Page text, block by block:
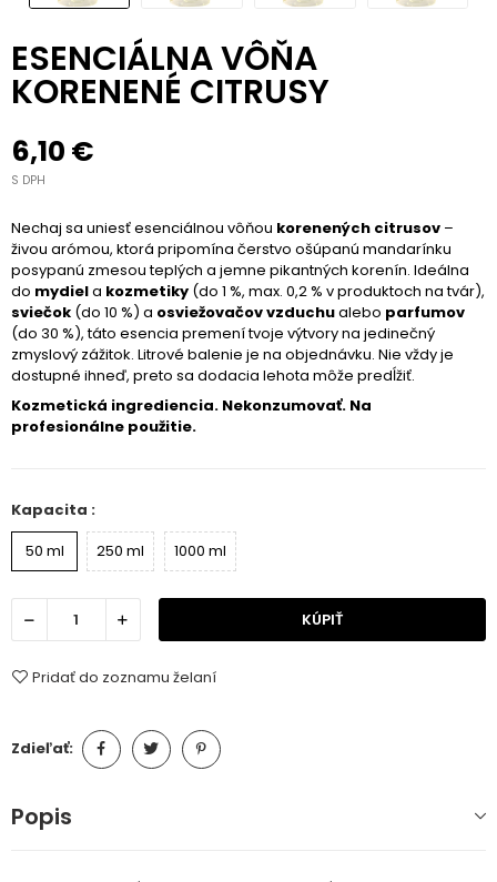
ESENCIÁLNA VÔŇA
KORENENÉ CITRUSY
6,10 €
S DPH
Nechaj sa uniesť esenciálnou vôňou korenených citrusov –
živou arómou, ktorá pripomína čerstvo ošúpanú mandarínku
posypanú zmesou teplých a jemne pikantných korenín. Ideálna
do mydiela kozmetiky (do 1 %, max. 0,2 % v produktoch na tvár),
sviečok (do 10 %) a osviežovačov vzduchualebo parfumov
(do 30 %), táto esencia premení tvoje výtvory na jedinečný
zmyslový zážitok. Litrové balenie je na objednávku. Nie vždy je
dostupné ihneď, preto sa dodacia lehota môže predĺžiť.
Kozmetická ingrediencia. Nekonzumovať. Na
profesionálne použitie.
Kapacita :
50 ml
250 ml 1000 ml
KÚPIŤ
Pridať do zoznamu želaní
Zdieľať:
Popis